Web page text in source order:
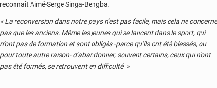
reconnaît Aimé-Serge Singa-Bengba.
« La reconversion dans notre pays n’est pas facile, mais cela ne concerne
pas que les anciens. Même les jeunes qui se lancent dans le sport, qui
n’ont pas de formation et sont obligés -parce qu’ils ont été blessés, ou
pour toute autre raison- d’abandonner, souvent certains, ceux qui n’ont
pas été formés, se retrouvent en difficulté. »